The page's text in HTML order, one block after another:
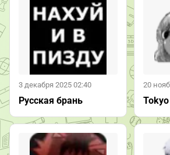
3 декабря 2025 02:40
Русская брань
20